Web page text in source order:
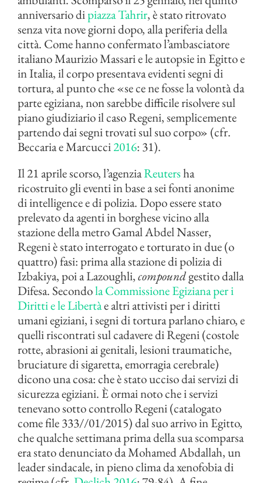
anniversario dipiazza Tahrir, è stato ritrovato
senza vita nove giorni dopo, alla periferia della
città. Come hanno confermato l’ambasciatore
italiano Maurizio Massari e le autopsie in Egitto e
in Italia, il corpo presentava evidenti segni di
tortura, al punto che «se ce ne fosse la volontà da
parte egiziana, non sarebbe difficile risolvere sul
piano giudiziario il caso Regeni, semplicemente
partendo dai segni trovati sul suo corpo» (cfr.
Beccaria e Marcucci2016: 31).
Il 21 aprile scorso, l’agenziaReutersha
ricostruito gli eventi in base a sei fonti anonime
di intelligence e di polizia. Dopo essere stato
prelevato da agenti in borghese vicino alla
stazione della metro Gamal Abdel Nasser,
Regeni è stato interrogato e torturato in due (o
quattro) fasi: prima alla stazione di polizia di
Izbakiya, poi a Lazoughli,compoundgestito dalla
Difesa. Secondola Commissione Egiziana per i
Diritti e le Libertàe altri attivisti per i diritti
umani egiziani, i segni di tortura parlano chiaro, e
quelli riscontrati sul cadavere di Regeni (costole
rotte, abrasioni ai genitali, lesioni traumatiche,
bruciature di sigaretta, emorragia cerebrale)
dicono una cosa: che è stato ucciso dai servizi di
sicurezza egiziani. È ormai noto che i servizi
tenevano sotto controllo Regeni (catalogato
come file 333//01/2015) dal suo arrivo in Egitto,
che qualche settimana prima della sua scomparsa
era stato denunciato da Mohamed Abdallah, un
leader sindacale, in pieno clima da xenofobia di